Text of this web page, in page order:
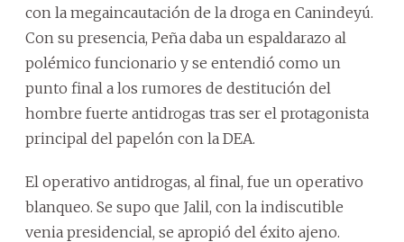
con la megaincautación de la droga en Canindeyú.
Con su presencia, Peña daba un espaldarazo al
polémico funcionario y se entendió como un
punto final a los rumores de destitución del
hombre fuerte antidrogas tras ser el protagonista
principal del papelón con la DEA.
El operativo antidrogas, al final, fue un operativo
blanqueo. Se supo que Jalil, con la indiscutible
venia presidencial, se apropió del éxito ajeno.